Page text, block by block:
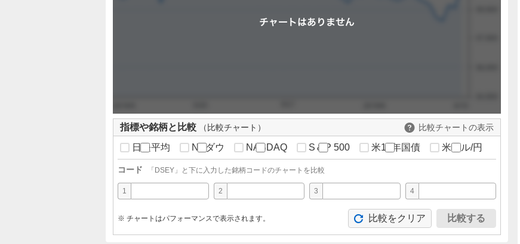
指標や銘柄と比較 （比較チャート） 比較チャートの表示
日経平均 NYダウ NASDAQ S＆P 500 米10年国債 米ドル/円
コード 「DSEY 」と下に入力した銘柄コードのチャートを比較
1 2 3 4
※ チャートはパフォーマンスで表示されます。 比較をクリア 比較する